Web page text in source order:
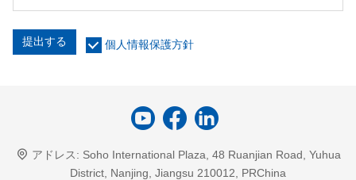
提出する 個人情報保護方針
アドレス: Soho International Plaza, 48 Ruanjian Road, Yuhua
District, Nanjing, Jiangsu 210012, PRChina